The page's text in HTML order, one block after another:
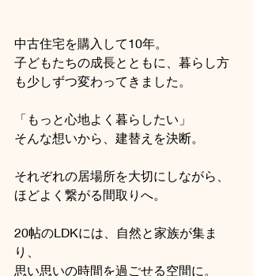
中古住宅を購入して10年。
子どもたちの成長とともに、暮らし方
も少しずつ変わってきました。
「もっと心地よく暮らしたい」
そんな想いから、建替えを決断。
それぞれの居場所を大切にしながら、
ほどよく繋がる間取りへ。
20帖のLDKには、自然と家族が集ま
り、
思い思いの時間を過ごせる空間に。